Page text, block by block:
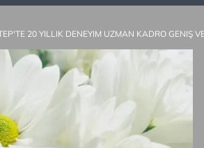
20 YILLIK DENEYIM UZMAN KADRO GENIŞ